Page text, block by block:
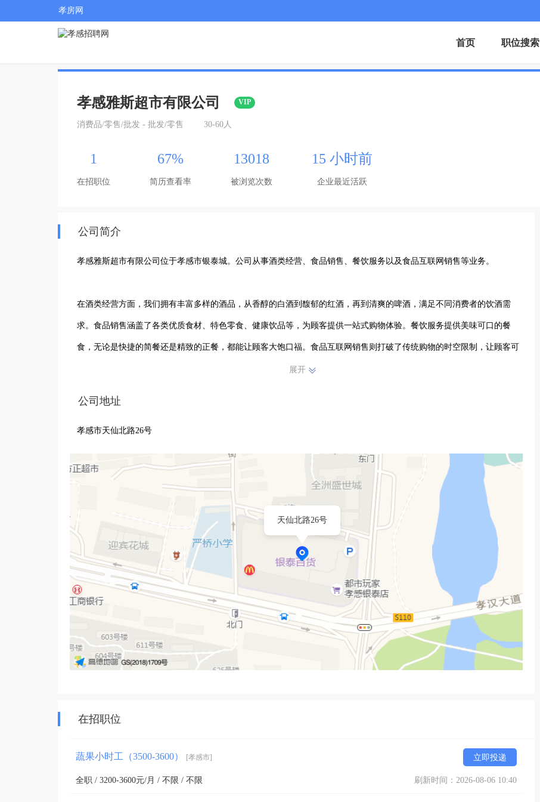
孝房网
首页 职位搜索
孝感雅斯超市有限公司 VIP
消费品/零售/批发 - 批发/零售 30-60人
1
在招职位
67%
简历查看率
13018
被浏览次数
15 小时前
企业最近活跃
公司简介
孝感雅斯超市有限公司位于孝感市银泰城。公司从事酒类经营、食品销售、餐饮服务以及食品互联网销售等业务。
在酒类经营方面，我们拥有丰富多样的酒品，从香醇的白酒到馥郁的红酒，再到清爽的啤酒，满足不同消费者的饮酒需
求。食品销售涵盖了各类优质食材、特色零食、健康饮品等，为顾客提供一站式购物体验。餐饮服务提供美味可口的餐
食，无论是快捷的简餐还是精致的正餐，都能让顾客大饱口福。食品互联网销售则打破了传统购物的时空限制，让顾客可
以通过网络轻松选购心仪的商品，并享受便捷的配送服务。
种类和服务质量，努力成为孝感市消费者信赖的购物场所。未来，我们将继续拓展业务，提升自身实力，为广大消费者带
来更多的惊喜与满足。
展开
公司地址
孝感市天仙北路26号
天仙北路26号
在招职位
蔬果小时工（3500-3600） [孝感市] 立即投递
全职 / 3200-3600元/月 / 不限 / 不限 刷新时间：2026-08-06 10:40